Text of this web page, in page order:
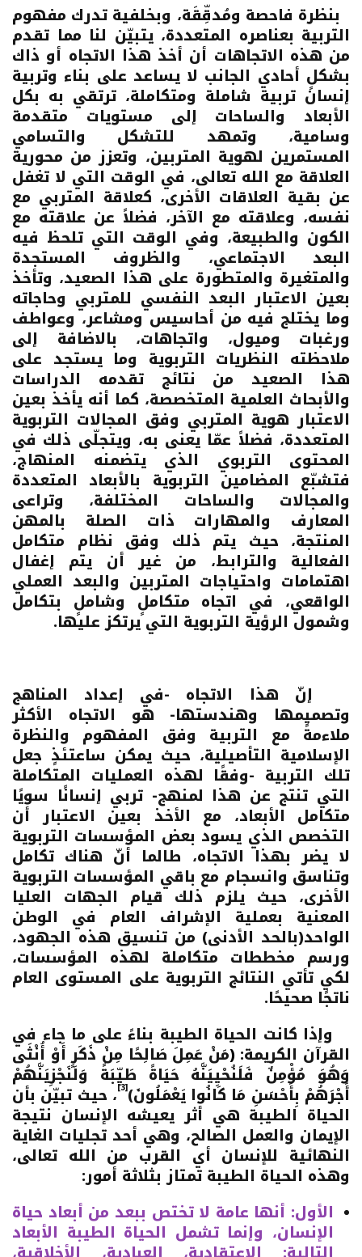
بنظرة فاحصة ومُدقِّقَة، وبخلفية تدرك مفهوم
التربية بعناصره المتعددة، يتبيّن لنا مما تقدم
من هذه الاتجاهات أن أخذ هذا الاتجاه أو ذاك
بشكلٍ أحادي الجانب لا يساعد على بناء وتربية
إنسان تربية شاملة ومتكاملة، ترتقي به بكل
الأبعاد والساحات إلى مستويات متقدمة
وسامية، وتمهد للتشكل والتسامي
المستمرين لهوية المتربين، وتعزز من محورية
العلاقة مع الله تعالى، في الوقت التي لا تغفل
عن بقية العلاقات الأخرى، كعلاقة المتربي مع
نفسه، وعلاقته مع الآخر، فضلاً عن علاقته مع
الكون والطبيعة، وفي الوقت التي تلحظ فيه
البعد الاجتماعي، والظروف المستجدة
والمتغيرة والمتطورة على هذا الصعيد، وتأخذ
بعين الاعتبار البعد النفسي للمتربي وحاجاته
وما يختلج فيه من أحاسيس ومشاعر، وعواطف
ورغبات وميول، واتجاهات، بالاضافة إلى
ملاحظته النظريات التربوية وما يستجد على
هذا الصعيد من نتائج تقدمه الدراسات
والأبحاث العلمية المتخصصة، كما أنه يأخذ بعين
الاعتبار هوية المتربي وفق المجالات التربوية
المتعددة، فضلاً عمّا يعنى به، ويتجلّى ذلك في
المحتوى التربوي الذي يتضمنه المنهاج،
فتشبّع المضامين التربوية بالأبعاد المتعددة
والمجالات والساحات المختلفة، وتراعى
المعارف والمهارات ذات الصلة بالمهن
المنتجة، حيث يتم ذلك وفق نظام متكامل
الفعالية والترابط، من غير أن يتم إغفال
اهتمامات واحتياجات المتربين والبعد العملي
الواقعي، في اتجاه متكاملٍ وشاملٍ بتكامل
وشمول الرؤية التربوية التي يرتكز عليها.
إنّ هذا الاتجاه -في إعداد المناهج
وتصميمها وهندستها- هو الاتجاه الأكثر
ملاءمةً مع التربية وفق المفهوم والنظرة
الإسلامية التأصيلية، حيث يمكن ساعتئذٍ جعل
تلك التربية -وفقًا لهذه العمليات المتكاملة
التي تنتج عن هذا لمنهج- تربي إنسانًا سويًا
متكامل الأبعاد، مع الأخذ بعين الاعتبار أن
التخصص الذي يسود بعض المؤسسات التربوية
لا يضر بهذا الاتجاه، طالما أنّ هناك تكامل
وتناسق وانسجام مع باقي المؤسسات التربوية
الأخرى، حيث يلزم ذلك قيام الجهات العليا
المعنية بعملية الإشراف العام في الوطن
الواحد(بالحد الأدنى) من تنسيق هذه الجهود،
ورسم مخططات متكاملة لهذه المؤسسات،
لكي تأتي النتائج التربوية على المستوى العام
ناتجًا صحيحًا.
وإذا كانت الحياة الطيبة بناءً على ما جاء في
القرآن الكريمة: (مَنْ عَمِلَ صَالِحًا مِنْ ذَكَرٍ أَوْ أُنْثَى
وَهُوَ مُؤْمِنٌ فَلَنُحْيِيَنَّهُ حَيَاةً طَيِّبَةً وَلَنَجْزِيَنَّهُمْ
أَجْرَهُمْ بِأَحْسَنِ مَا كَانُوا يَعْمَلُونَ)[3] ، حيث تبيّن بأن
الحياة الطيبة هي أثر يعيشه الإنسان نتيجة
الإيمان والعمل الصالح، وهي أحد تجليات الغاية
النهائية للإنسان أي القرب من الله تعالى،
وهذه الحياة الطيبة تمتاز بثلاثة أمور:
الأول: أنها عامة لا تختص ببعد من أبعاد حياة
الإنسان، وإنما تشمل الحياة الطيبة الأبعاد